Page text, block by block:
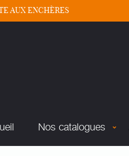
AUX ENCHÈRES
Nos catalogues